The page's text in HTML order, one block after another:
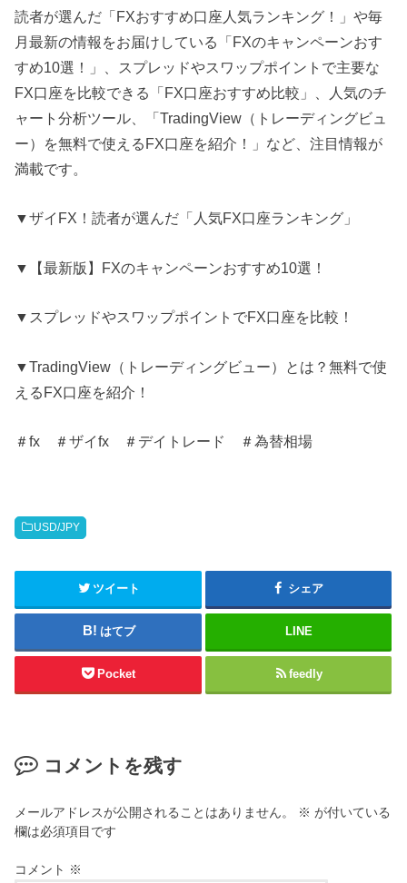
読者が選んだ「FXおすすめ口座人気ランキング！」や毎
月最新の情報をお届けしている「FXのキャンペーンおす
すめ10選！」、スプレッドやスワップポイントで主要な
FX口座を比較できる「FX口座おすすめ比較」、人気のチ
ャート分析ツール、「TradingView（トレーディングビュ
ー）を無料で使えるFX口座を紹介！」など、注目情報が
満載です。
▼ザイFX！読者が選んだ「人気FX口座ランキング」
▼【最新版】FXのキャンペーンおすすめ10選！
▼スプレッドやスワップポイントでFX口座を比較！
▼TradingView（トレーディングビュー）とは？無料で使
えるFX口座を紹介！
＃fx ＃ザイfx ＃デイトレード ＃為替相場
USD/JPY
ツイート シェア
はてブ LINE
Pocket feedly
コメントを残す
メールアドレスが公開されることはありません。 ※ が付いている
欄は必須項目です
コメント ※